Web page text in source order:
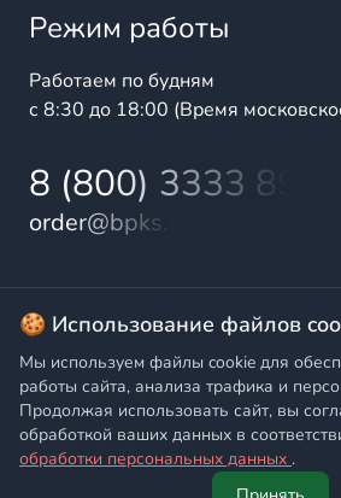
Режим работы
Работаем по будням
с 8:30 до 18:00 (Время
8 (800) 3333 899
order@bpks.ru
© 2025 БалтПромКомплект —
высококачественной продукции
бытового
Политика конфиденциальности,
персональных
🍪 Использование файлов
Мы используем файлы cookie для
работы сайта, анализа трафика и
Продолжая использовать сайт, вы
обработкой ваших данных в
обработки персональных данных .